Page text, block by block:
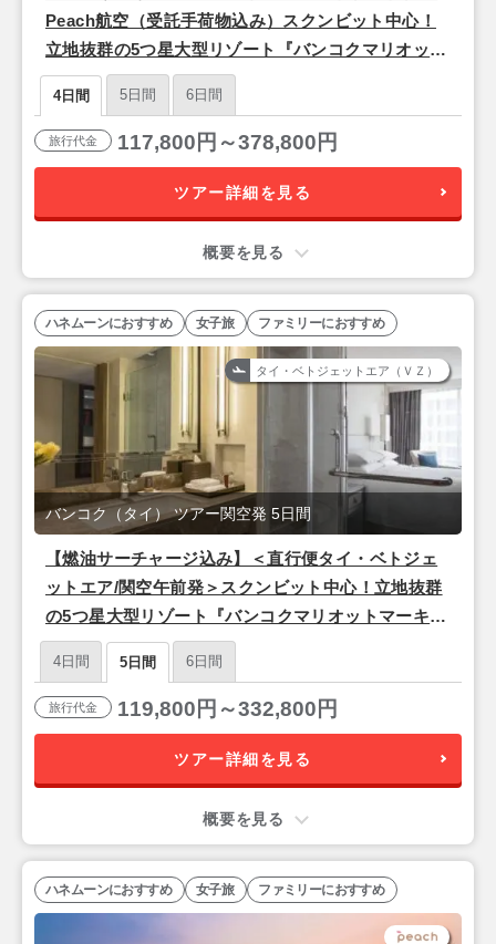
Peach航空（受託手荷物込み）スクンビット中心！
立地抜群の5つ星大型リゾート『バンコクマリオット
マーキスクイーンズパーク』バンコク2泊4日
4日間 5日間 6日間
旅行代金 117,800円～378,800円
ツアー詳細を見る
概要を見る
【燃油サーチャージ込み】＜直行便タイ・ベトジェ
ットエア/関空午前発＞スクンビット中心！立地抜群
の5つ星大型リゾート『バンコクマリオットマーキス
クイーンズパーク』バンコク3泊5日
バンコク（タイ） ツアー関空発 5日間
タイ・ベトジェットエア（ＶＺ）
ハネムーンにおすすめ 女子旅 ファミリーにおすすめ
4日間 5日間 6日間
旅行代金 119,800円～332,800円
ツアー詳細を見る
概要を見る
ハネムーンにおすすめ 女子旅 ファミリーにおすすめ